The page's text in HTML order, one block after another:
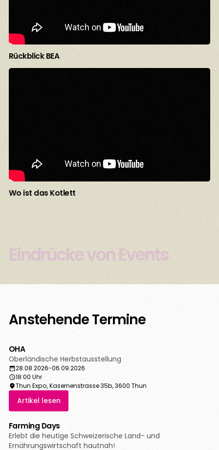
Rückblick BEA
Wo ist das Kotlett
Eindrücke von Events
Anstehende Termine
OHA
Oberländische Herbstausstellung
28.08.2026-06.09.2026
18:00 Uhr
Thun Expo, Kasernenstrasse 35b, 3600 Thun
Artikel lesen
Farming Days
Erlebt die heutige Schweizerische Land- und
Ernährungswirtschaft hautnah!